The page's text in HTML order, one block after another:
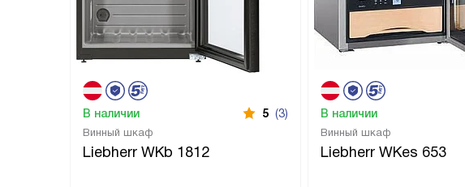
Винный шкаф
Liebherr WKb 1812
В наличии 5 (3)
Винный шкаф
Liebherr WKes 653
В наличии